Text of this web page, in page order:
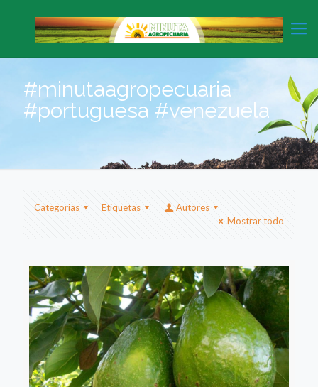
#minutaagropecuaria
#portuguesa #venezuela
Categorias Etiquetas
Autores
Mostrar todo